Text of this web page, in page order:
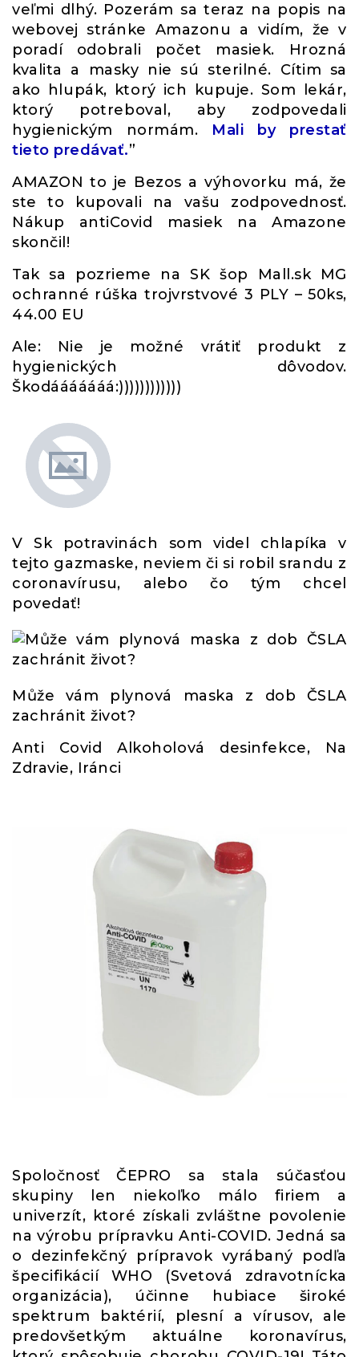
veľmi dlhý. Pozerám sa teraz na popis na
webovej stránke Amazonu a vidím, že v
poradí odobrali počet masiek. Hrozná
kvalita a masky nie sú sterilné. Cítim sa
ako hlupák, ktorý ich kupuje. Som lekár,
ktorý potreboval, aby zodpovedali
hygienickým normám. Mali by prestať
tieto predávať.”
AMAZON to je Bezos a výhovorku má, že
ste to kupovali na vašu zodpovednosť.
Nákup antiCovid masiek na Amazone
skončil!
Tak sa pozrieme na SK šop Mall.sk MG
ochranné rúška trojvrstvové 3 PLY – 50ks,
44.00 EU
Ale: Nie je možné vrátiť produkt z
hygienických dôvodov.
Škodááááááá:))))))))))))
V Sk potravinách som videl chlapíka v
tejto gazmaske, neviem či si robil srandu z
coronavírusu, alebo čo tým chcel
povedať!
Může vám plynová maska z dob ČSLA
zachránit život?
Anti Covid Alkoholová desinfekce, Na
Zdravie, Iránci
Spoločnosť ČEPRO sa stala súčasťou
skupiny len niekoľko málo firiem a
univerzít, ktoré získali zvláštne povolenie
na výrobu prípravku Anti-COVID. Jedná sa
o dezinfekčný prípravok vyrábaný podľa
špecifikácií WHO (Svetová zdravotnícka
organizácia), účinne hubiace široké
spektrum baktérií, plesní a vírusov, ale
predovšetkým aktuálne koronavírus,